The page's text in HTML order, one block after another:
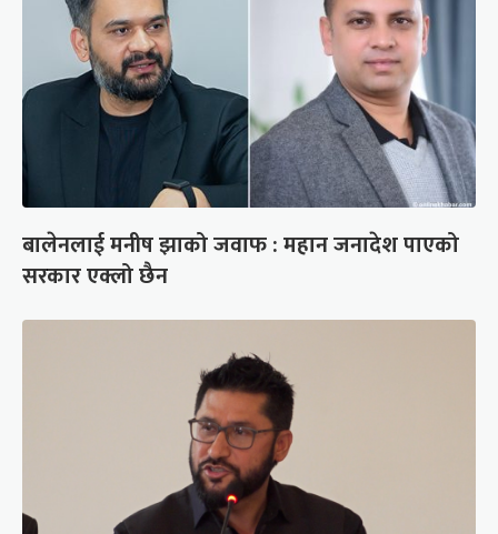
बालेनलाई मनीष झाको जवाफ : महान जनादेश पाएको
सरकार एक्लो छैन